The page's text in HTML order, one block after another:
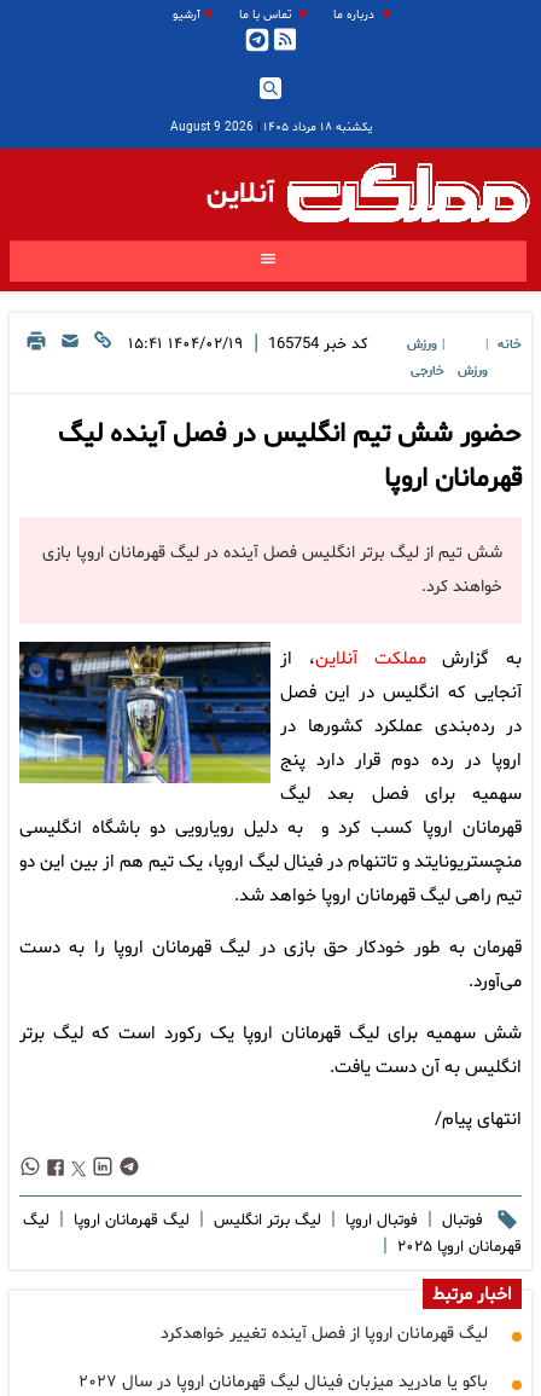
درباره ما تماس با ما آرشیو
یکشنبه ۱۸ مرداد ۱۴۰۵ |
2026 August 9
آنلاین
خانه
ورزش
ورزش
خارجی
کد خبر 165754
| ۱۴۰۴/۰۲/۱۹ ۱۵:۴۱
حضور شش تیم انگلیس در فصل آینده لیگ
قهرمانان اروپا
شش تیم از لیگ برتر انگلیس فصل آینده در لیگ قهرمانان اروپا بازی
خواهند کرد.
به گزارشمملکت آنلاین، از
آنجایی که انگلیس در این فصل
در رده‌بندی عملکرد کشورها در
اروپا در رده دوم قرار دارد پنج
سهمیه برای فصل بعد لیگ
قهرمانان اروپا کسب کرد و به دلیل رویارویی دو باشگاه انگلیسی
منچستریونایتد و تاتنهام در فینال لیگ اروپا، یک تیم هم از بین این دو
تیم راهی لیگ قهرمانان اروپا خواهد شد.
قهرمان به طور خودکار حق بازی در لیگ قهرمانان اروپا را به دست
می‌آورد.
شش سهمیه برای لیگ قهرمانان اروپا یک رکورد است که لیگ برتر
انگلیس به آن دست یافت.
انتهای پیام/
فوتبال | فوتبال اروپا | لیگ برتر انگلیس | لیگ قهرمانان اروپا | لیگ
قهرمانان اروپا ۲۰۲۵
|
اخبار مرتبط
لیگ قهرمانان اروپا از فصل آینده تغییر خواهدکرد
باکو یا مادرید میزبان فینال لیگ قهرمانان اروپا در سال ۲۰۲۷